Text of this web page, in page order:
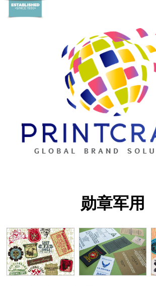
关于我们
产品展示
合作客户
勋章军用